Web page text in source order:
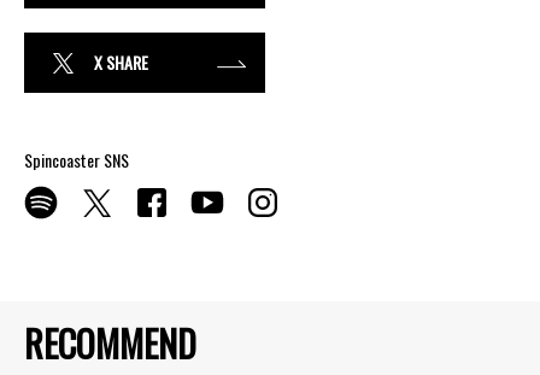
RECOMMEND
X SHARE
Spincoaster SNS